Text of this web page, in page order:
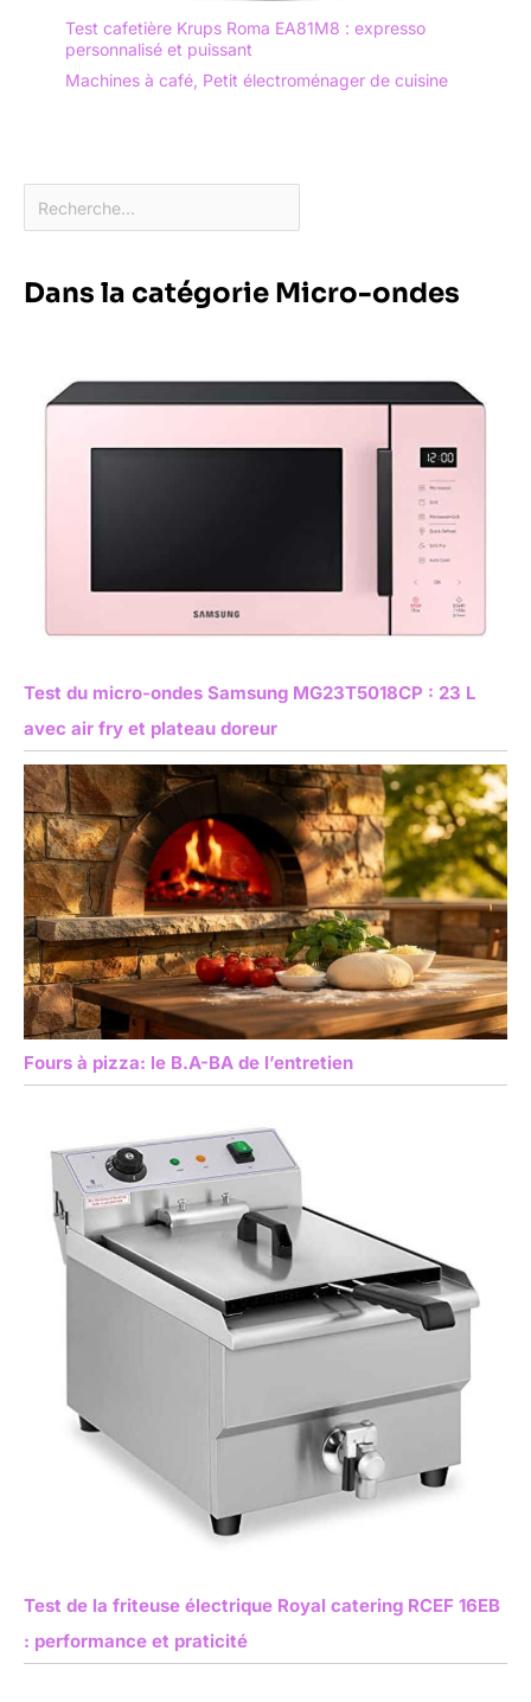
Test cafetière Krups Roma EA81M8 : expresso
personnalisé et puissant
Machines à café Petit électroménager de cuisine
Dans la catégorie Micro-ondes
Test du micro-ondes Samsung MG23T5018CP : 23 L
avec air fry et plateau doreur
Fours à pizza: le B.A-BA de l’entretien
Test de la friteuse électrique Royal catering RCEF 16EB
: performance et praticité